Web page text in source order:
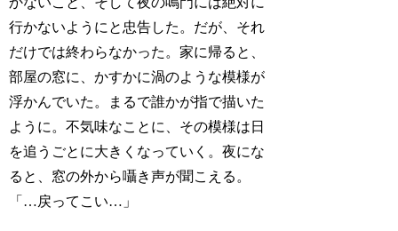
行かないようにと忠告した。だが、それ
だけでは終わらなかった。家に帰ると、
部屋の窓に、かすかに渦のような模様が
浮かんでいた。まるで誰かが指で描いた
ように。不気味なことに、その模様は日
を追うごとに大きくなっていく。夜にな
ると、窓の外から囁き声が聞こえる。
「…戻ってこい…」